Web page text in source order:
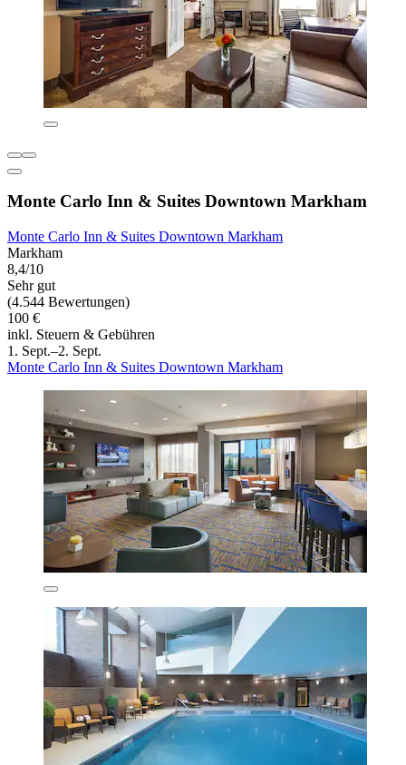
Monte Carlo Inn & Suites Downtown Markham
Monte Carlo Inn & Suites Downtown Markham
Markham
8,4/10
Sehr gut
(4.544 Bewertungen)
100 €
inkl. Steuern & Gebühren
1. Sept.–2. Sept.
Monte Carlo Inn & Suites Downtown Markham